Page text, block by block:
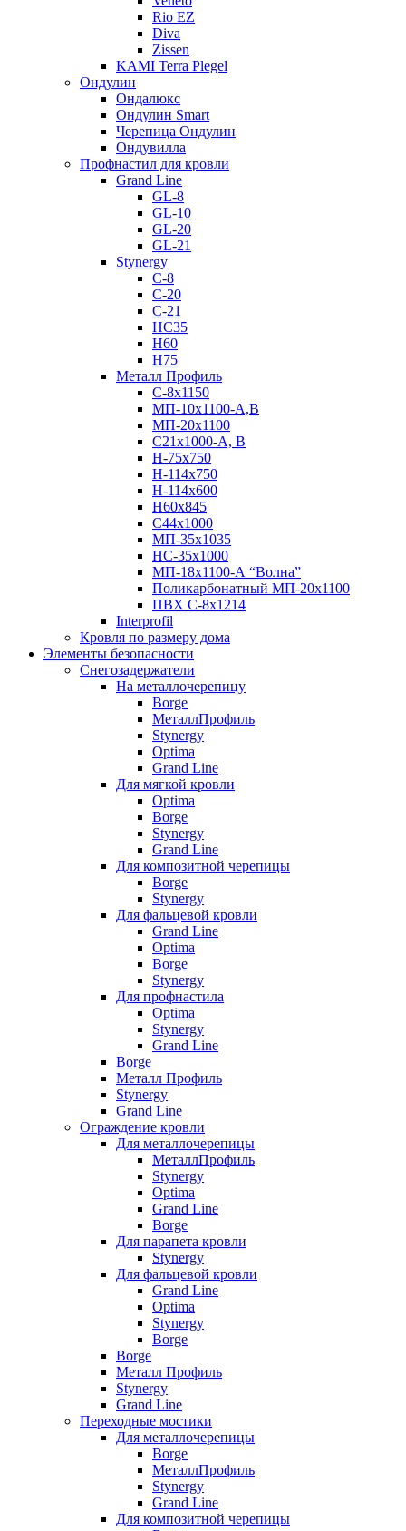
Rio EZ
Diva
Zissen
KAMI Terra Plegel
Ондулин
Ондалюкс
Ондулин Smart
Черепица Ондулин
Ондувилла
Профнастил для кровли
Grand Line
GL-8
GL-10
GL-20
GL-21
Stynergy
C-8
C-20
C-21
НС35
Н60
H75
Металл Профиль
С-8х1150
МП-10x1100-А,В
МП-20х1100
С21х1000-А, В
H-75х750
Н-114х750
Н-114х600
Н60х845
С44х1000
МП-35х1035
НС-35х1000
МП-18х1100-А “Волна”
Поликарбонатный МП-20х1100
ПВХ С-8х1214
Interprofil
Кровля по размеру дома
Элементы безопасности
Снегозадержатели
На металлочерепицу
Borge
МеталлПрофиль
Stynergy
Optima
Grand Line
Для мягкой кровли
Optima
Borge
Stynergy
Grand Line
Для композитной черепицы
Borge
Stynergy
Для фальцевой кровли
Grand Line
Optima
Borge
Stynergy
Для профнастила
Optima
Stynergy
Grand Line
Borge
Металл Профиль
Stynergy
Grand Line
Ограждение кровли
Для металлочерепицы
МеталлПрофиль
Stynergy
Optima
Grand Line
Borge
Для парапета кровли
Stynergy
Для фальцевой кровли
Grand Line
Optima
Stynergy
Borge
Borge
Металл Профиль
Stynergy
Grand Line
Переходные мостики
Для металлочерепицы
Borge
МеталлПрофиль
Stynergy
Grand Line
Для композитной черепицы